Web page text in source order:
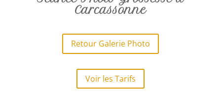
Carcassonne
Retour Galerie Photo
Voir les Tarifs